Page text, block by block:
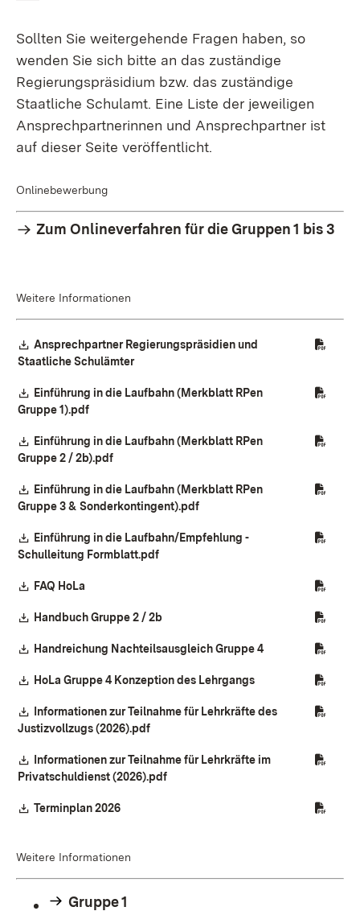
Sollten Sie weitergehende Fragen haben, so
wenden Sie sich bitte an das zuständige
Regierungspräsidium bzw. das zuständige
Staatliche Schulamt. Eine Liste der jeweiligen
Ansprechpartnerinnen und Ansprechpartner ist
auf dieser Seite veröffentlicht.
Onlinebewerbung
Zum Onlineverfahren für die Gruppen 1 bis 3
Weitere Informationen
Download:
Ansprechpartner Regierungspräsidien und
Staatliche Schulämter(Öffnet in neuem Fenster)
Download:
Einführung in die Laufbahn (Merkblatt RPen
Gruppe 1).pdf
Download:
Einführung in die Laufbahn (Merkblatt RPen
Gruppe 2 / 2b).pdf
Download:
Einführung in die Laufbahn (Merkblatt RPen
Gruppe 3 & Sonderkontingent).pdf
Download:
Einführung in die Laufbahn/Empfehlung -
Schulleitung Formblatt.pdf
Download:
FAQ HoLa
Download:
Handbuch Gruppe 2 / 2b
Download:
Handreichung Nachteilsausgleich Gruppe 4(Öffnet in neuem
Download:
HoLa Gruppe 4 Konzeption des Lehrgangs(Öffnet in neuem
Download:
Informationen zur Teilnahme für Lehrkräfte des
Justizvollzugs (2026).pdf
Download:
Informationen zur Teilnahme für Lehrkräfte im
Privatschuldienst (2026).pdf
Download:
Terminplan 2026(Öffnet in neuem Fenster)
Weitere Informationen
Gruppe 1